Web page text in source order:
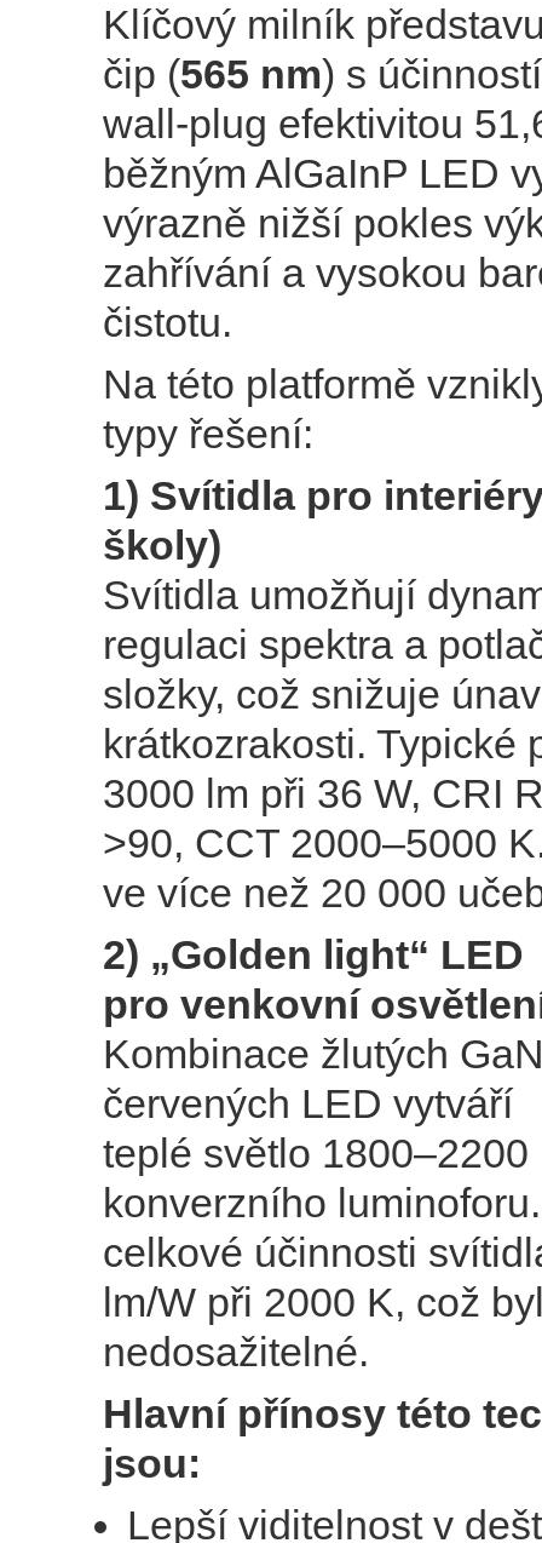
Klíčový milník
čip (565 nm) s
wall-plug efektivitou
běžným AlGaInP LED
výrazně nižší pokles
zahřívání a vysokou
čistotu.
Na této platformě
typy řešení:
1) Svítidla pro
školy)
Svítidla umožňují
regulaci spektra a
složky, což snižuje
krátkozrakosti. Typické
3000 lm při 36 W, CRI
>90, CCT 2000–5000
ve více než 20 000
2) „Golden light“ LED
pro venkovní
Kombinace žlutých
červených LED vytváří
teplé světlo 1800–2200
konverzního
celkové účinnosti
lm/W při 2000 K, což
nedosažitelné.
Hlavní přínosy této
jsou:
Lepší viditelnost v